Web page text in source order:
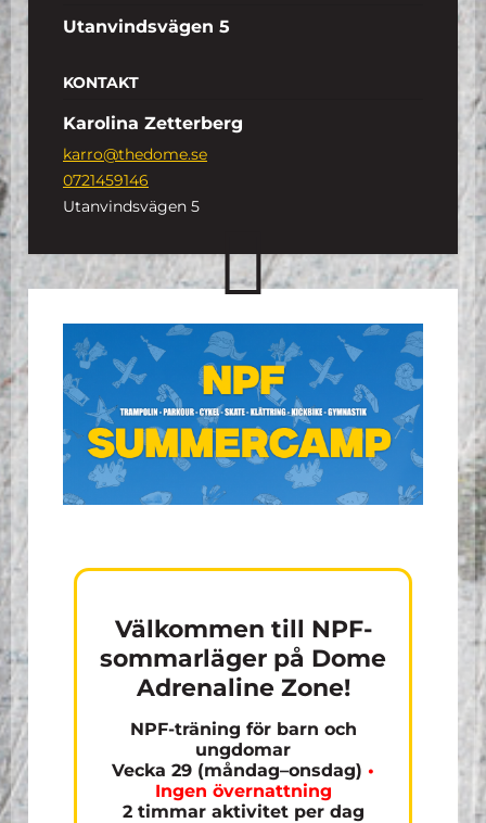
Utanvindsvägen 5
KONTAKT
Karolina Zetterberg
karro@thedome.se
0721459146
Utanvindsvägen 5
Välkommen till NPF-
sommarläger på Dome
Adrenaline Zone!
NPF-träning för barn och
ungdomar
Vecka 29 (måndag–onsdag) •
Ingen övernattning
2 timmar aktivitet per dag